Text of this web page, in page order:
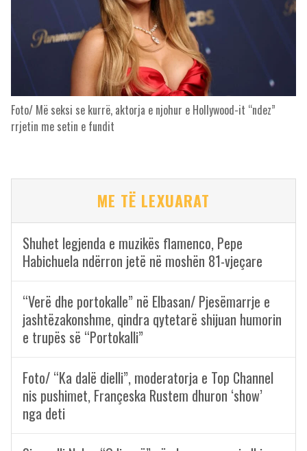
Foto/ Më seksi se kurrë, aktorja e njohur e Hollywood-it “ndez”
rrjetin me setin e fundit
ME TË LEXUARAT
Shuhet legjenda e muzikës flamenco, Pepe
Habichuela ndërron jetë në moshën 81-vjeçare
“Verë dhe portokalle” në Elbasan/ Pjesëmarrje e
jashtëzakonshme, qindra qytetarë shijuan humorin
e trupës së “Portokalli”
Foto/ “Ka dalë dielli”, moderatorja e Top Channel
nis pushimet, Françeska Rustem dhuron ‘show’
nga deti